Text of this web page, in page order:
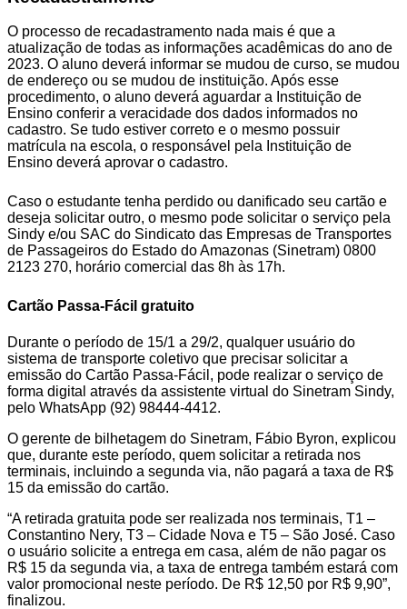
O processo de recadastramento nada mais é que a
atualização de todas as informações acadêmicas do ano de
2023. O aluno deverá informar se mudou de curso, se mudou
de endereço ou se mudou de instituição. Após esse
procedimento, o aluno deverá aguardar a Instituição de
Ensino conferir a veracidade dos dados informados no
cadastro. Se tudo estiver correto e o mesmo possuir
matrícula na escola, o responsável pela Instituição de
Ensino deverá aprovar o cadastro.
Caso o estudante tenha perdido ou danificado seu cartão e
deseja solicitar outro, o mesmo pode solicitar o serviço pela
Sindy e/ou SAC do Sindicato das Empresas de Transportes
de Passageiros do Estado do Amazonas (Sinetram) 0800
2123 270, horário comercial das 8h às 17h.
Cartão Passa-Fácil gratuito
Durante o período de 15/1 a 29/2, qualquer usuário do
sistema de transporte coletivo que precisar solicitar a
emissão do Cartão Passa-Fácil, pode realizar o serviço de
forma digital através da assistente virtual do Sinetram Sindy,
pelo WhatsApp (92) 98444-4412.
O gerente de bilhetagem do Sinetram, Fábio Byron, explicou
que, durante este período, quem solicitar a retirada nos
terminais, incluindo a segunda via, não pagará a taxa de R$
15 da emissão do cartão.
“A retirada gratuita pode ser realizada nos terminais, T1 –
Constantino Nery, T3 – Cidade Nova e T5 – São José. Caso
o usuário solicite a entrega em casa, além de não pagar os
R$ 15 da segunda via, a taxa de entrega também estará com
valor promocional neste período. De R$ 12,50 por R$ 9,90”,
finalizou.